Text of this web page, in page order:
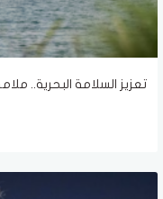
تعزيز السلامة البحرية..